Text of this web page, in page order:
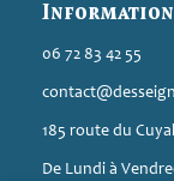
06 72 83 42 55
185 route du
De Lundi à